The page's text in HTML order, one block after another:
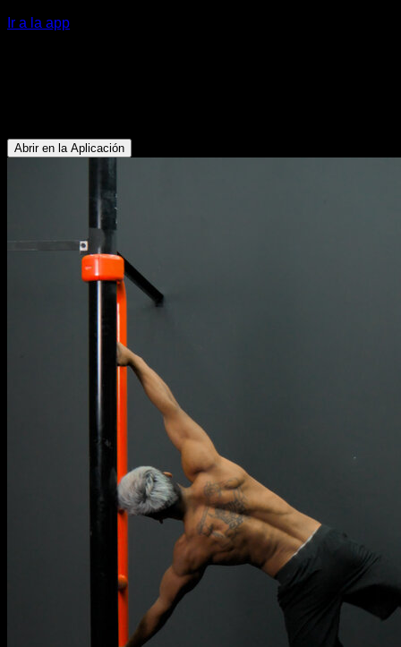
Ir a la app
Abrir en la Aplicación